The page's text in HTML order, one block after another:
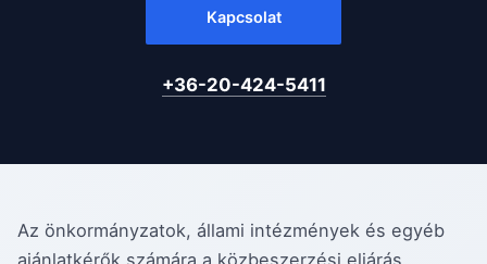
Kapcsolat
+36-20-424-5411
Az önkormányzatok, állami intézmények és egyéb
ajánlatkérők számára a közbeszerzési eljárás